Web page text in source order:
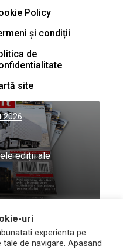
Policy
și condiții
de
site
2026
ediții ale
Design by
and development by Neo
Vision Technologies
uri
experienta pe
de navigare. Apasand